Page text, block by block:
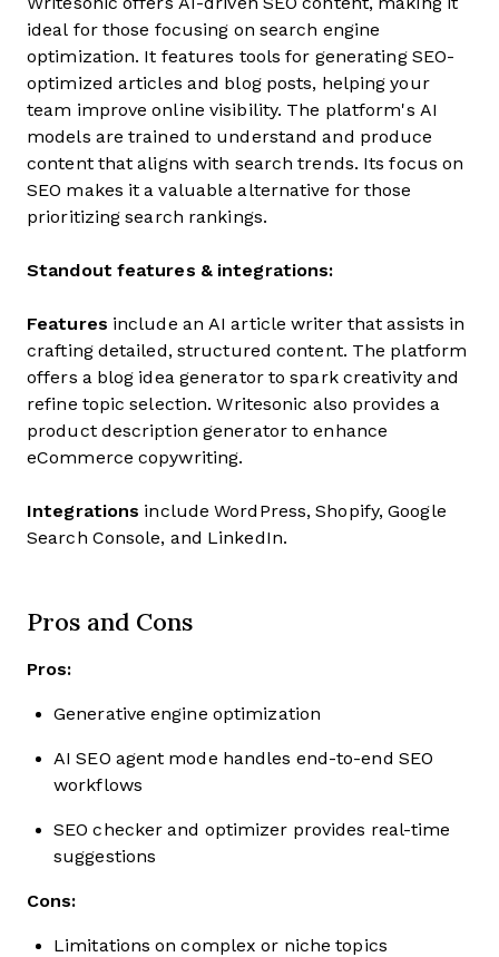
ideal for those focusing on search engine
optimization. It features tools for generating SEO-
optimized articles and blog posts, helping your
team improve online visibility. The platform's AI
models are trained to understand and produce
content that aligns with search trends. Its focus on
SEO makes it a valuable alternative for those
prioritizing search rankings.
Standout features & integrations:
Features include an AI article writer that assists in
crafting detailed, structured content. The platform
offers a blog idea generator to spark creativity and
refine topic selection. Writesonic also provides a
product description generator to enhance
eCommerce copywriting.
Integrations include WordPress, Shopify, Google
Search Console, and LinkedIn.
Pros and Cons
Pros:
Generative engine optimization
AI SEO agent mode handles end-to-end SEO
workflows
SEO checker and optimizer provides real-time
suggestions
Cons:
Limitations on complex or niche topics